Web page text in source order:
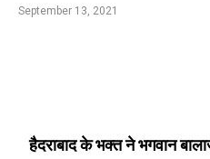
aSeptember 13, 2021
हैदराबाद के भक्त ने भगवान